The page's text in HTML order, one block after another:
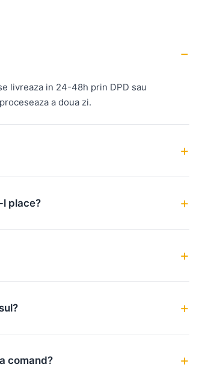
livreaza in 24-48h prin DPD sau
a doua zi.
l place?
comand?